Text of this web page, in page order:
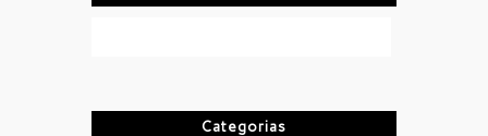
Categorias